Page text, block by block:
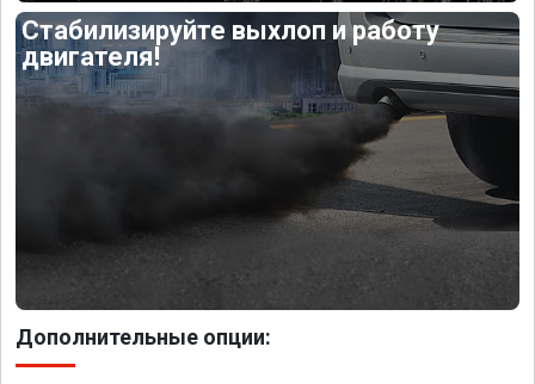
Стабилизируйте выхлоп и работу
двигателя!
Дополнительные опции: